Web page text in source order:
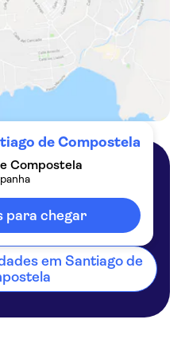
de Compostela
Compostela
para chegar
em Santiago de